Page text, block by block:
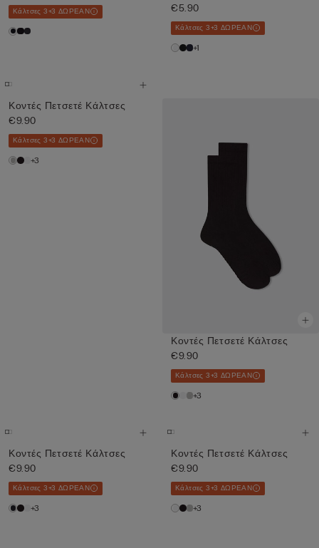
Κάλτσες 3+3 ΔΩΡΕΑΝ
€5.90
Κάλτσες 3+3 ΔΩΡΕΑΝ
+1
Κοντές Πετσετέ Κάλτσες
€9.90
Κάλτσες 3+3 ΔΩΡΕΑΝ
+3
Κοντές Πετσετέ Κάλτσες
€9.90
Κάλτσες 3+3 ΔΩΡΕΑΝ
+3
Κοντές Πετσετέ Κάλτσες
€9.90
Κάλτσες 3+3 ΔΩΡΕΑΝ
+3
Κοντές Πετσετέ Κάλτσες
€9.90
Κάλτσες 3+3 ΔΩΡΕΑΝ
+3